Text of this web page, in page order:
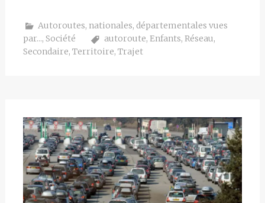
Autoroutes, nationales, départementales vues
par..., Société autoroute, Enfants, Réseau,
Secondaire, Territoire, Trajet